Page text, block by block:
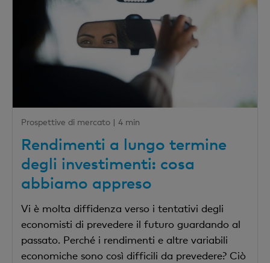
Prospettive di mercato | 4 min
Rendimenti a lungo termine
degli investimenti: cosa
abbiamo appreso
Vi è molta diffidenza verso i tentativi degli
economisti di prevedere il futuro guardando al
passato. Perché i rendimenti e altre variabili
economiche sono così difficili da prevedere? Ciò